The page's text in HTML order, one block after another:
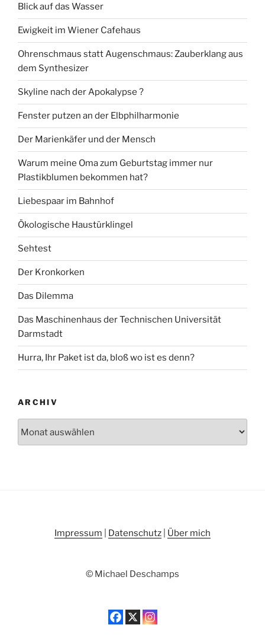
Blick auf das Wasser
Ewigkeit im Wiener Cafehaus
Ohrenschmaus statt Augenschmaus: Zauberklang aus
dem Synthesizer
Skyline nach der Apokalypse ?
Fenster putzen an der Elbphilharmonie
Der Marienkäfer und der Mensch
Warum meine Oma zum Geburtstag immer nur
Plastikblumen bekommen hat?
Liebespaar im Bahnhof
Ökologische Haustürklingel
Sehtest
Der Kronkorken
Das Dilemma
Das Maschinenhaus der Technischen Universität
Darmstadt
Hurra, Ihr Paket ist da, bloß wo ist es denn?
ARCHIV
Impressum Datenschutz Über mich
© Michael Deschamps